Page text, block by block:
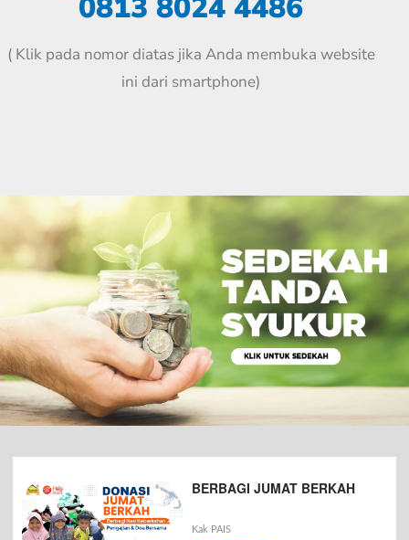
0813 8024 4486
( Klik pada nomor diatas jika Anda membuka website
ini dari smartphone)
BERBAGI JUMAT BERKAH
Kak PAIS